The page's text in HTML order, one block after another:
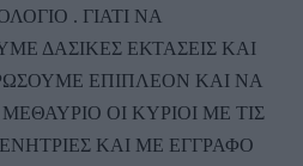
. ΓΙΑΤΙ ΝΑ
ΔΑΣΙΚΕΣ ΕΚΤΑΣΕΙΣ ΚΑΙ
ΕΠΙΠΛΕΟΝ ΚΑΙ ΝΑ
ΟΙ ΚΥΡΙΟΙ ΜΕ ΤΙΣ
ΚΑΙ ΜΕ ΕΓΓΡΑΦΟ